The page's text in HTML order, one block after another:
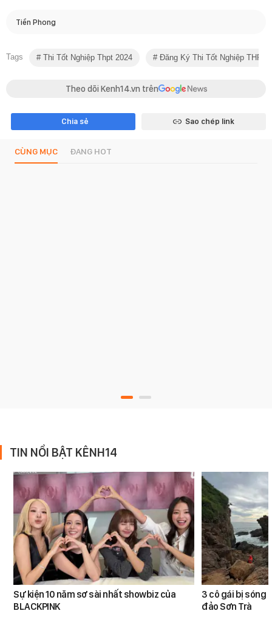
Tiền Phong
Tags Thi Tốt Nghiệp Thpt 2024 Đăng Ký Thi Tốt Nghiệp THPT
Theo dõi Kenh14.vn trên
Chia sẻ Sao chép link
CÙNG MỤC ĐANG HOT
TIN NỔI BẬT KÊNH14
Sự kiện 10 năm sơ sài nhất showbiz của
BLACKPINK
3 cô gái bị sóng
đảo Sơn Trà